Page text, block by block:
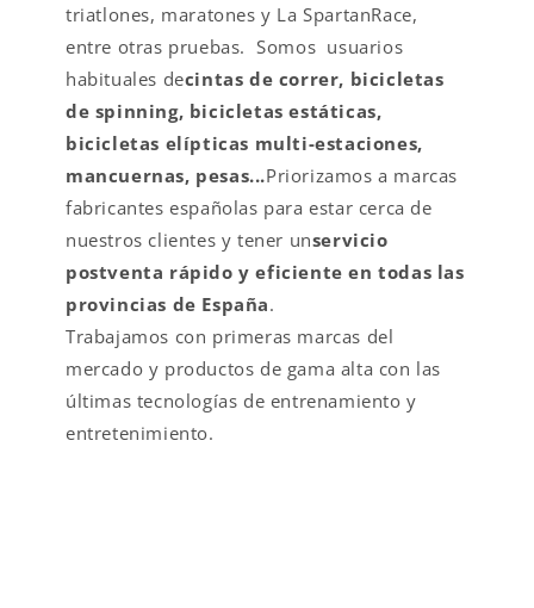
triatlones, maratones y La SpartanRace,
entre otras pruebas. Somos usuarios
habituales decintas de correr, bicicletas
de spinning, bicicletas estáticas,
bicicletas elípticas multi-estaciones,
mancuernas, pesas...Priorizamos a marcas
fabricantes españolas para estar cerca de
nuestros clientes y tener unservicio
postventa rápido y eficiente en todas las
provincias de España.
Trabajamos con primeras marcas del
mercado y productos de gama alta con las
últimas tecnologías de entrenamiento y
entretenimiento.